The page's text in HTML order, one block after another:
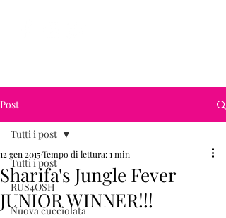
Post
Tutti i post
RUS4OSH
Nuova cucciolata
Tutti i post
Sharifa's Jungle Fever
JUNIOR WINNER!!!
12 gen 2015Tempo di lettura: 1 min